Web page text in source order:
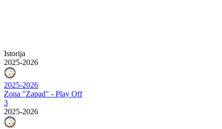
Istorija
2025-2026
2025-2026
Zona "Zapad" - Play Off
3
2025-2026